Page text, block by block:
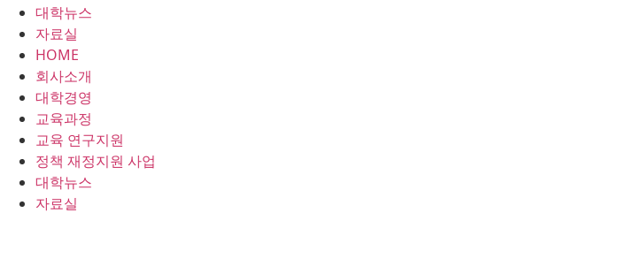
대학뉴스
자료실
HOME
회사소개
대학경영
교육과정
교육 연구지원
정책 재정지원 사업
대학뉴스
자료실